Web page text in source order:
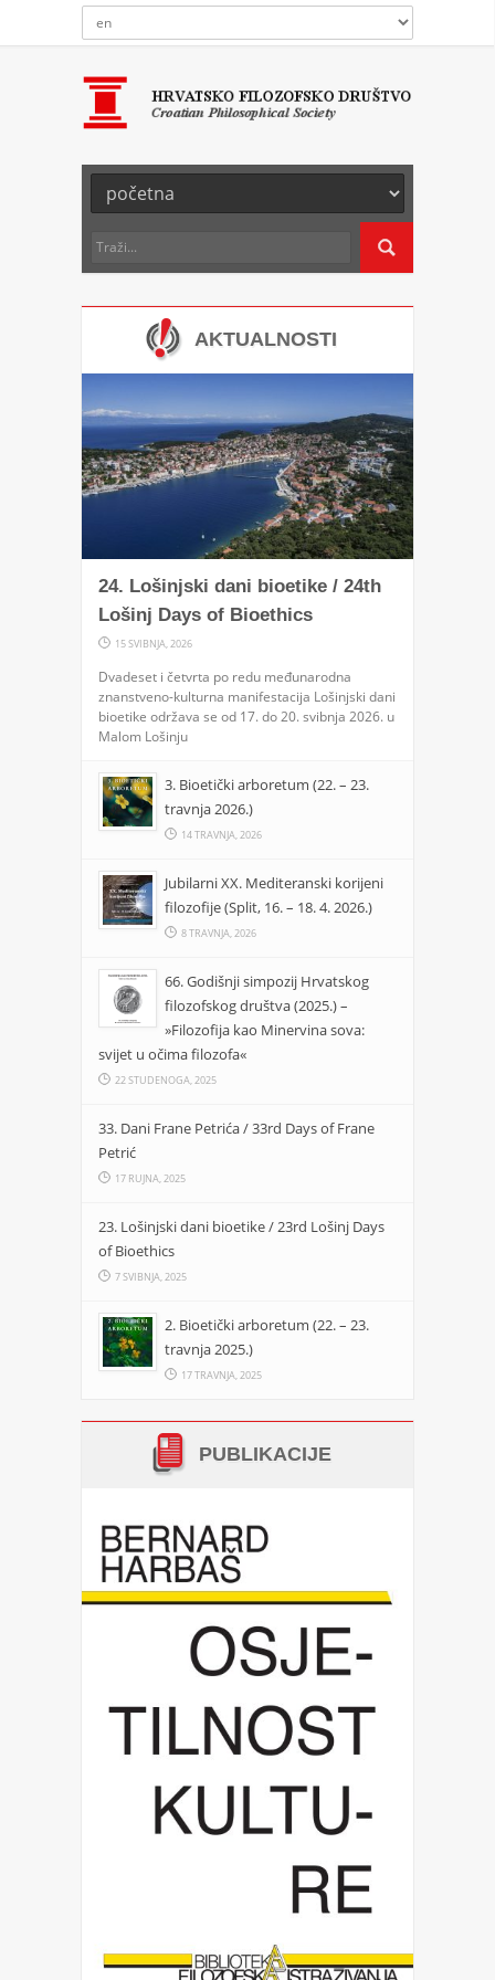
AKTUALNOSTI
24. Lošinjski dani bioetike / 24th
Lošinj Days of Bioethics
15 SVIBNJA, 2026
Dvadeset i četvrta po redu međunarodna
znanstveno-kulturna manifestacija Lošinjski dani
bioetike održava se od 17. do 20. svibnja 2026. u
Malom Lošinju
3. Bioetički arboretum (22. – 23.
travnja 2026.)
14 TRAVNJA, 2026
Jubilarni XX. Mediteranski korijeni
filozofije (Split, 16. – 18. 4. 2026.)
8 TRAVNJA, 2026
66. Godišnji simpozij Hrvatskog
filozofskog društva (2025.) –
»Filozofija kao Minervina sova:
svijet u očima filozofa«
22 STUDENOGA, 2025
33. Dani Frane Petrića / 33rd Days of Frane
Petrić
17 RUJNA, 2025
23. Lošinjski dani bioetike / 23rd Lošinj Days
of Bioethics
7 SVIBNJA, 2025
2. Bioetički arboretum (22. – 23.
travnja 2025.)
17 TRAVNJA, 2025
PUBLIKACIJE